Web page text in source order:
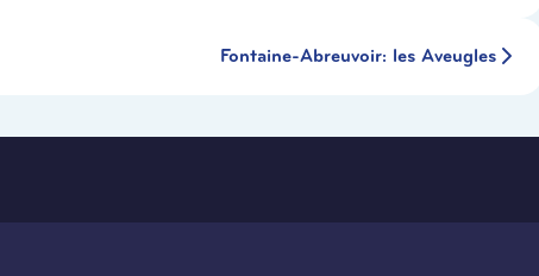
Fontaine-Abreuvoir: les Aveugles